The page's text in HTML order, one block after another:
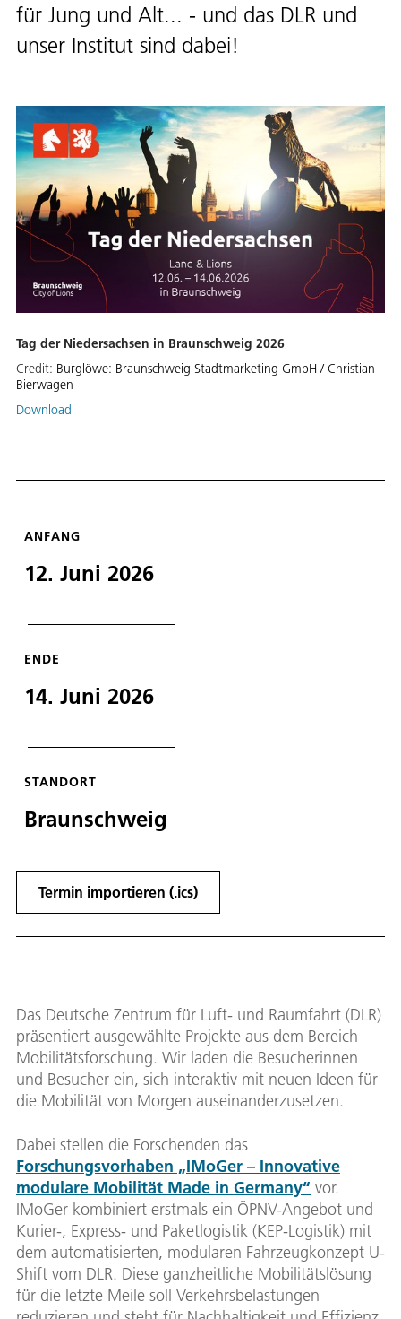
für Jung und Alt... - und das DLR und
unser Institut sind dabei!
Tag der Niedersachsen in Braunschweig 2026
Credit: Burglöwe: Braunschweig Stadtmarketing GmbH / Christian
Bierwagen
Download
ANFANG
12. Juni 2026
ENDE
14. Juni 2026
STANDORT
Braunschweig
Termin importieren (.ics)
Das Deutsche Zentrum für Luft- und Raumfahrt (DLR)
präsentiert ausgewählte Projekte aus dem Bereich
Mobilitätsforschung. Wir laden die Besucherinnen
und Besucher ein, sich interaktiv mit neuen Ideen für
die Mobilität von Morgen auseinanderzusetzen.
Dabei stellen die Forschenden das
Forschungsvorhaben „IMoGer – Innovative
modulare Mobilität Made in Germany“ vor.
IMoGer kombiniert erstmals ein ÖPNV-Angebot und
Kurier-, Express- und Paketlogistik (KEP-Logistik) mit
dem automatisierten, modularen Fahrzeugkonzept U-
Shift vom DLR. Diese ganzheitliche Mobilitätslösung
für die letzte Meile soll Verkehrsbelastungen